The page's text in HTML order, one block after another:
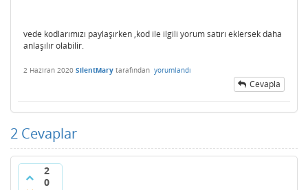
vede kodlarımızı paylaşırken ,kod ile ilgili yorum satırı eklersek daha
anlaşılır olabilir.
2 Haziran 2020 SilentMary tarafından yorumlandı
Cevapla
2 Cevaplar
2
0